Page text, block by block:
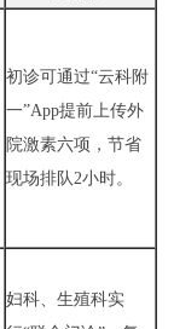
初诊可通过“云科附
一”App提前上传外
院激素六项，节省
现场排队2小时。
妇科、生殖科实